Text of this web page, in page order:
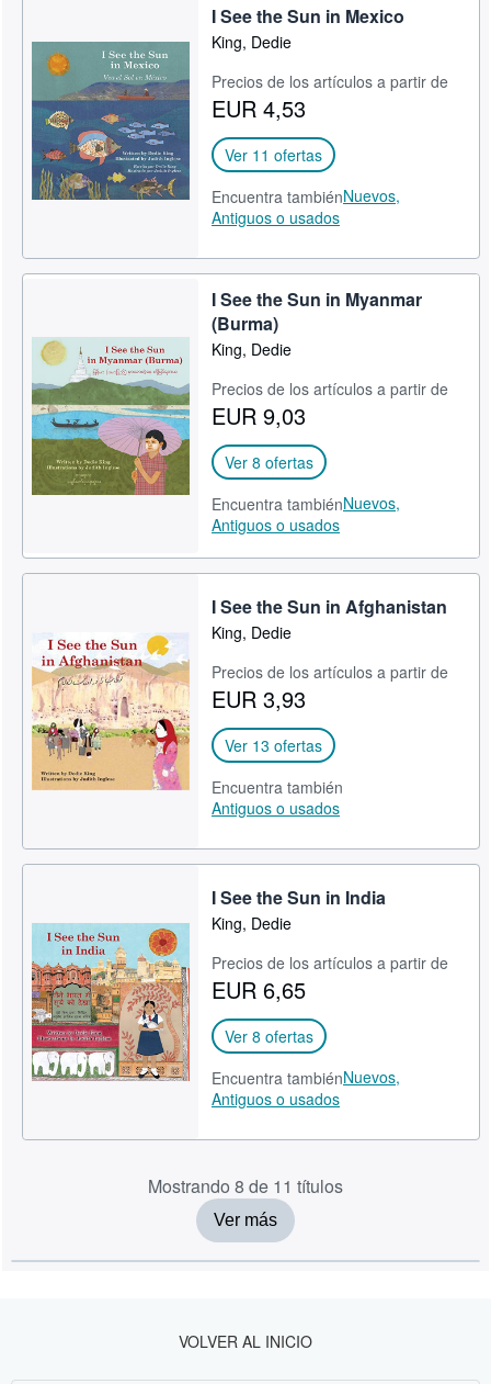
I See the Sun in Mexico
King, Dedie
Precios de los artículos a partir de
EUR 4,53
Ver 11 ofertas
Encuentra tambiénNuevos,
Antiguos o usados
I See the Sun in Myanmar
(Burma)
King, Dedie
Precios de los artículos a partir de
EUR 9,03
Ver 8 ofertas
Encuentra tambiénNuevos,
Antiguos o usados
I See the Sun in Afghanistan
King, Dedie
Precios de los artículos a partir de
EUR 3,93
Ver 13 ofertas
Encuentra también
Antiguos o usados
I See the Sun in India
King, Dedie
Precios de los artículos a partir de
EUR 6,65
Ver 8 ofertas
Encuentra tambiénNuevos,
Antiguos o usados
Mostrando 8 de 11 títulos
Ver más
VOLVER AL INICIO